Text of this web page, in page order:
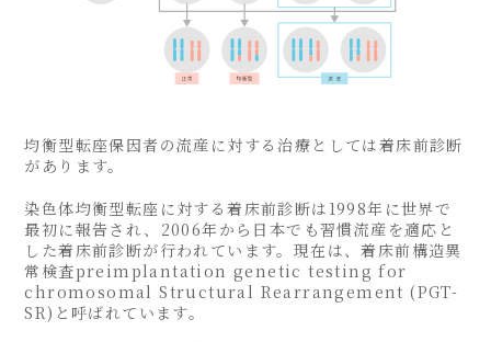
均衡型転座保因者の流産に対する治療としては着床前診断
があります。
染色体均衡型転座に対する着床前診断は1998年に世界で
最初に報告され、2006年から日本でも習慣流産を適応と
した着床前診断が行われています。現在は、着床前構造異
常検査preimplantation genetic testing for
chromosomal Structural Rearrangement (PGT-
SR)と呼ばれています。